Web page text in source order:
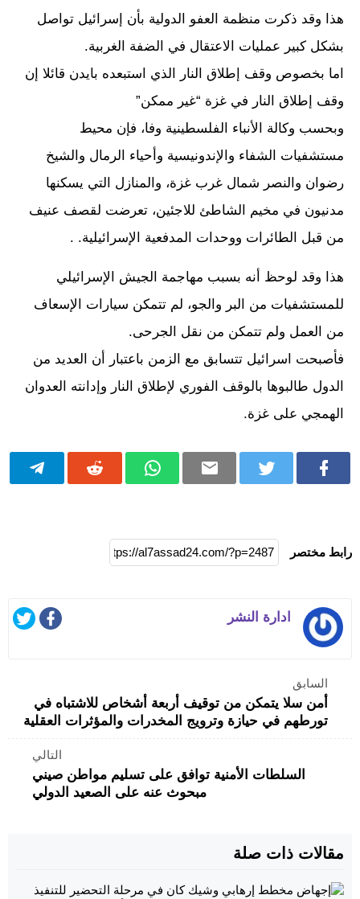
هذا وقد ذكرت منظمة العفو الدولية بأن إسرائيل تواصل
بشكل كبير عمليات الاعتقال في الضفة الغربية.
اما بخصوص وقف إطلاق النار الذي استبعده بايدن قائلا إن
وقف إطلاق النار في غزة “غير ممكن”
وبحسب وكالة الأنباء الفلسطينية وفا، فإن محيط
مستشفيات الشفاء والإندونيسية وأحياء الرمال والشيخ
رضوان والنصر شمال غرب غزة، والمنازل التي يسكنها
مدنيون في مخيم الشاطئ للاجئين، تعرضت لقصف عنيف
من قبل الطائرات ووحدات المدفعية الإسرائيلية. .
هذا وقد لوحظ أنه بسبب مهاجمة الجيش الإسرائيلي
للمستشفيات من البر والجو، لم تتمكن سيارات الإسعاف
من العمل ولم تتمكن من نقل الجرحى.
فأصبحت اسرائيل تتسابق مع الزمن باعتبار أن العديد من
الدول طالبوها بالوقف الفوري لإطلاق النار وإدانته العدوان
الهمجي على غزة.
رابط مختصر
ادارة النشر
السابق
أمن سلا يتمكن من توقيف أربعة أشخاص للاشتباه في
تورطهم في حيازة وترويج المخدرات والمؤثرات العقلية
التالي
السلطات الأمنية توافق على تسليم مواطن صيني
مبحوث عنه على الصعيد الدولي
مقالات ذات صلة